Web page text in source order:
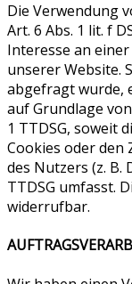
Die Verwendung
Art. 6 Abs. 1 lit. f
Interesse an
unserer Website.
abgefragt wurde,
auf Grundlage von
1 TTDSG, soweit
Cookies oder
des Nutzers (z. B.
TTDSG umfasst.
widerrufbar.